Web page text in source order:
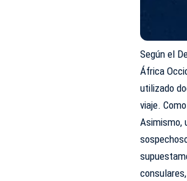
Según el
África
utilizado
viaje.
Asimismo,